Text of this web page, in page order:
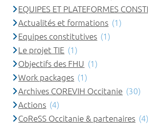
EQUIPES ET PLATEFORMES
Actualités et formations (1)
Equipes constitutives (1)
Le projet TIE (1)
Objectifs des FHU (1)
Work packages (1)
Archives COREVIH Occitanie (30)
Actions (4)
CoReSS Occitanie & partenaires (4)